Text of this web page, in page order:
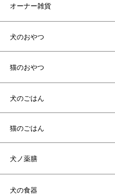
オーナー雑貨
犬のおやつ
猫のおやつ
犬のごはん
猫のごはん
犬ノ薬膳
犬の食器